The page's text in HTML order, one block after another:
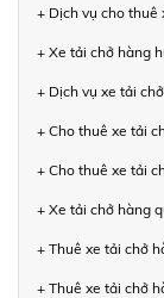
+ Dịch vụ cho thuê
+ Xe tải chở hàng
+ Dịch vụ xe tải
+ Cho thuê xe tải
+ Cho thuê xe tải
+ Xe tải chở hàng
+ Thuê xe tải chở
+ Thuê xe tải chở